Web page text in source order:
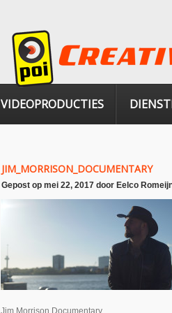
VIDEOPRODUCTIES
JIM_MORRISON_DOCUMENTARY
Gepost op mei 22, 2017 door Eelco
Jim Morrison Documentary